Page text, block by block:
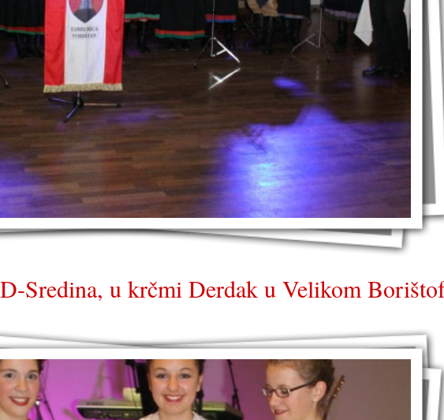
Sredina, u krčmi Derdak u Velikom